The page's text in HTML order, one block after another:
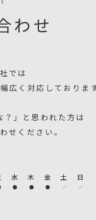
わせ
では
広く対応しておりま
？」と思われた方は
せください。
水 木 金 土
日